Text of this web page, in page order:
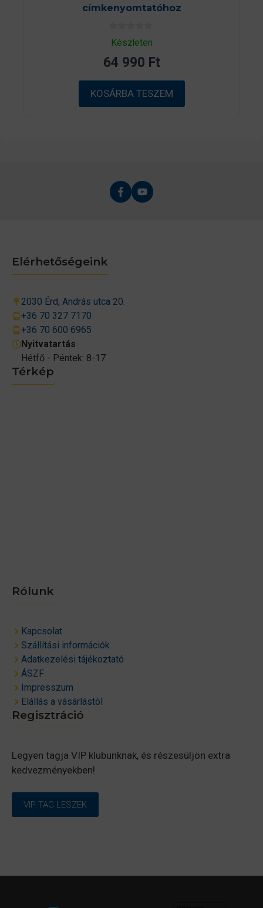
címkenyomtatóhoz
0
a
5
b
ő
l
Készleten
64 990 Ft
KOSÁRBA TESZEM
Térkép
Rólunk
Kapcsolat
Szállítási információk
Adatkezelési tájékoztató
ÁSZF
Impresszum
Elállás a vásárlástól
Elérhetőségeink
2030 Érd, András utca 20.
+36 70 327 7170
+36 70 600 6965
Nyitvatartás
Hétfő - Péntek: 8-17
Regisztráció
Legyen tagja VIP klubunknak, és részesüljön extra
kedvezményekben!
VIP TAG LESZEK